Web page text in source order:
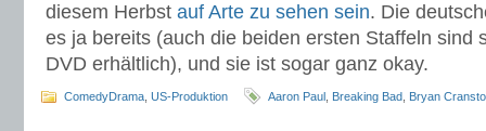
diesem Herbst auf Arte zu sehen sein. Die
es ja bereits (auch die beiden ersten Staffeln sind
DVD erhältlich), und sie ist sogar ganz okay.
ComedyDrama US-Produktion Aaron Paul Breaking Bad Bryan